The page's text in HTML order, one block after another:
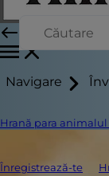
Navigare
Hrană para
Înregistrează-te